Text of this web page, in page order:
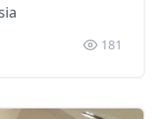
181